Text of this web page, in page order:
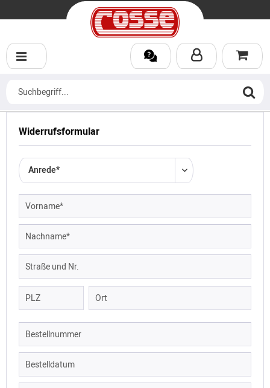
Widerrufsformular